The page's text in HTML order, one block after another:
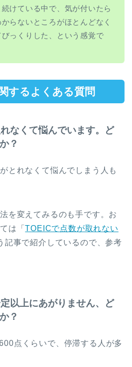
続けている中で、気が付いたら
らないところがほとんどなく
っくりした、という感覚で
するよくある質問
なくて悩んでいます。ど
？
とれなくて悩んでしまう人も
を変えてみるのも手です。お
は「TOEICで点数が取れない
記事で紹介しているので、参考
以上にあがりません、ど
？
点くらいで、停滞する人が多